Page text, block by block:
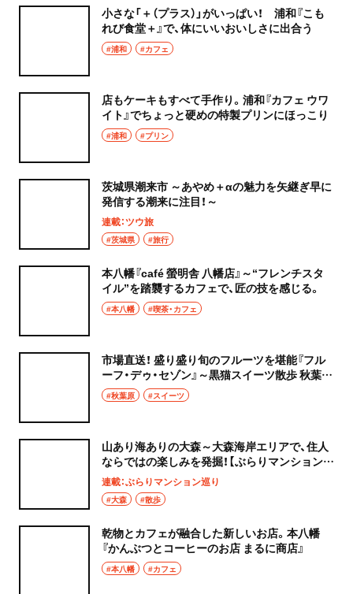
小さな「＋（プラス）」がいっぱい！ 浦和『こも
れび食堂＋』で、体にいいおいしさに出合う
#浦和 #カフェ
店もケーキもすべて手作り。浦和『カフェ ウワ
イト』でちょっと硬めの特製プリンにほっこり
#浦和 #プリン
茨城県潮来市 ～あやめ＋αの魅力を矢継ぎ早に
発信する潮来に注目！～
連載：ツウ旅
#茨城県 #旅行
本八幡『café 螢明舎 八幡店』～“フレンチスタ
イル”を踏襲するカフェで、匠の技を感じる。
#本八幡 #喫茶・カフェ
市場直送！ 盛り盛り旬のフルーツを堪能『フル
ーフ・デゥ・セゾン』～黒猫スイーツ散歩 秋葉原
編④～
#秋葉原 #スイーツ
山あり海ありの大森～大森海岸エリアで、住人
ならではの楽しみを発掘！【ぶらりマンション巡
り】
連載：ぶらりマンション巡り
#大森 #散歩
乾物とカフェが融合した新しいお店。本八幡
『かんぶつとコーヒーのお店 まるに商店』
#本八幡 #カフェ